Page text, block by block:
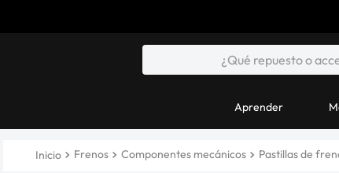
Aprender
Frenos Componentes mecánicos Pastillas de